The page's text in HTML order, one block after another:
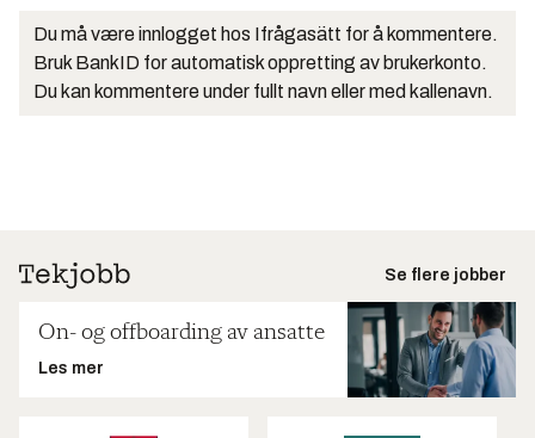
Du må være innlogget hos Ifrågasätt for å kommentere.
Bruk BankID for automatisk oppretting av brukerkonto.
Du kan kommentere under fullt navn eller med kallenavn.
Se flere jobber
On- og offboarding av ansatte
Les mer